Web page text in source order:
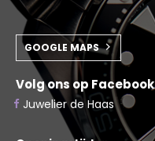
GOOGLE MAPS
Volg ons op Facebook
Juwelier de Haas